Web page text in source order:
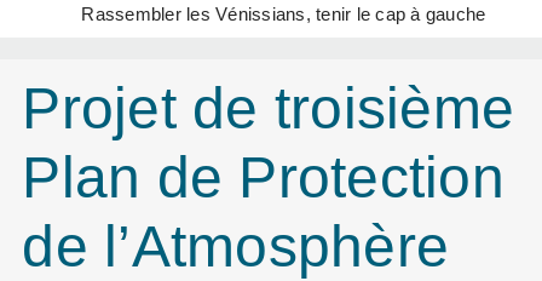
Rassembler les Vénissians, tenir le cap à gauche
Projet de troisième
Plan de Protection
de l’Atmosphère